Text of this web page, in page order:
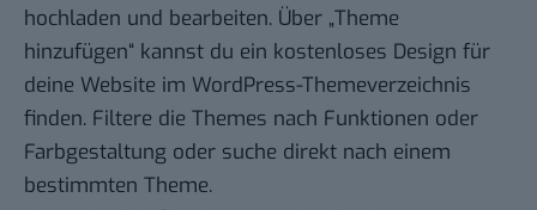
hochladen und bearbeiten. Über „Theme
hinzufügen“ kannst du ein kostenloses Design für
deine Website im WordPress-Themeverzeichnis
finden. Filtere die Themes nach Funktionen oder
Farbgestaltung oder suche direkt nach einem
bestimmten Theme.